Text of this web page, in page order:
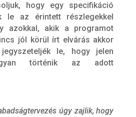
hogy egy specifikáció
le az érintett részlegekkel
azokkal, akik a programot
jól körül írt elvárás akkor
le, hogy jelen
történik az adott
úgy zajlik, hogy